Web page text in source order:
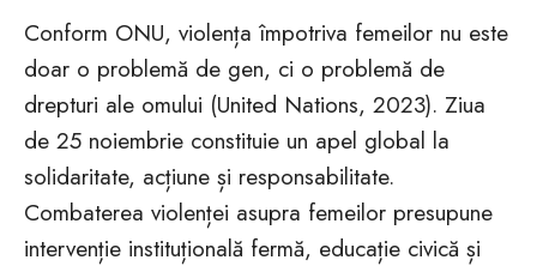
Conform ONU, violența împotriva femeilor nu este
doar o problemă de gen, ci o problemă de
drepturi ale omului (United Nations, 2023). Ziua
de 25 noiembrie constituie un apel global la
solidaritate, acțiune și responsabilitate.
Combaterea violenței asupra femeilor presupune
intervenție instituțională fermă, educație civică și